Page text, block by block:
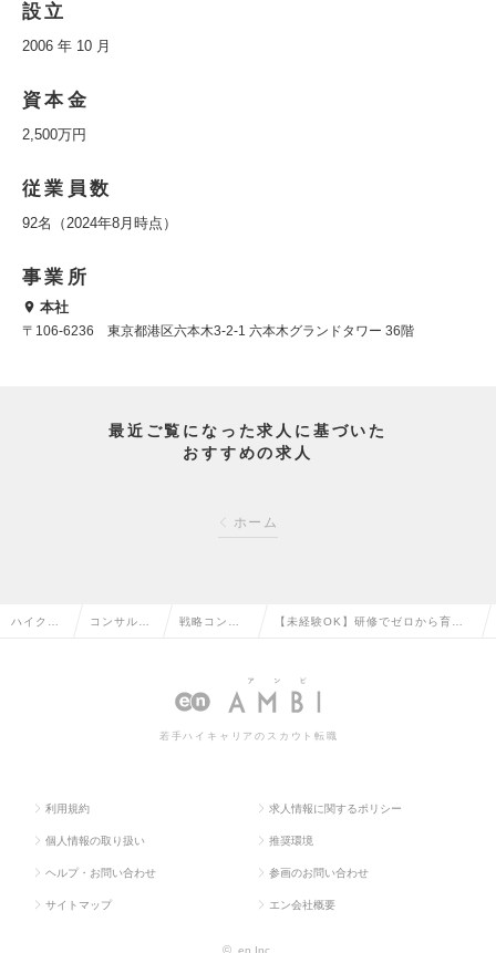
設立
2006 年 10 月
資本金
2,500万円
従業員数
92名（2024年8月時点）
事業所
本社
〒106-6236 東京都港区六本木3-2-1 六本木グランドタワー 36階
最近ご覧になった求人に基づいた
おすすめの求人
ホーム
ハイクラ コンサルタ 戦略コンサ
転職
【未経験OK】研修でゼロから育て
情報
若手ハイキャリアのスカウト転職
利用規約 求人情報に関するポリシー
個人情報の取り扱い 推奨環境
ヘルプ・お問い合わせ 参画のお問い合わせ
サイトマップ エン会社概要
© en Inc.